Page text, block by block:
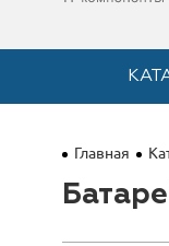
Главная